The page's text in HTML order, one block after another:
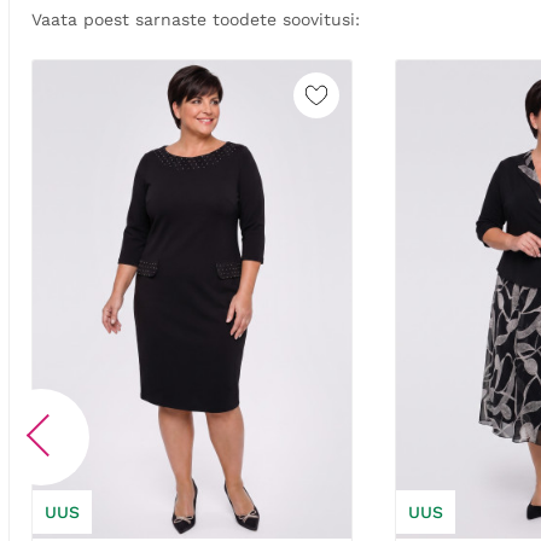
Vaata poest sarnaste toodete soovitusi:
UUS UUS